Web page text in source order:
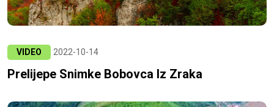
VIDEO 2022-10-14
Prelijepe Snimke Bobovca Iz Zraka